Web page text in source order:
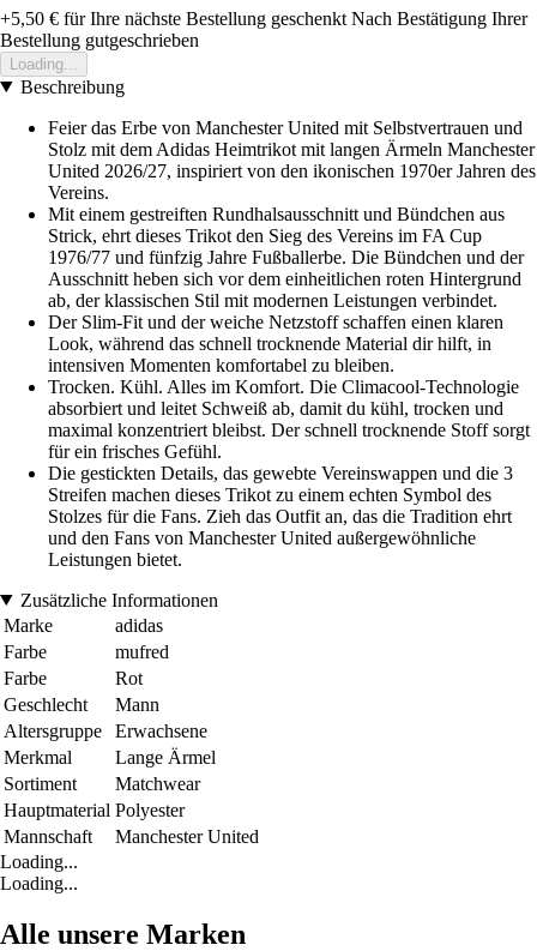
+5,50 € für Ihre nächste Bestellung geschenkt Nach Bestätigung Ihrer
Bestellung gutgeschrieben
Loading...
Beschreibung
Feier das Erbe von Manchester United mit Selbstvertrauen und
Stolz mit dem Adidas Heimtrikot mit langen Ärmeln Manchester
United 2026/27, inspiriert von den ikonischen 1970er Jahren des
Vereins.
Mit einem gestreiften Rundhalsausschnitt und Bündchen aus
Strick, ehrt dieses Trikot den Sieg des Vereins im FA Cup
1976/77 und fünfzig Jahre Fußballerbe. Die Bündchen und der
Ausschnitt heben sich vor dem einheitlichen roten Hintergrund
ab, der klassischen Stil mit modernen Leistungen verbindet.
Der Slim-Fit und der weiche Netzstoff schaffen einen klaren
Look, während das schnell trocknende Material dir hilft, in
intensiven Momenten komfortabel zu bleiben.
Trocken. Kühl. Alles im Komfort. Die Climacool-Technologie
absorbiert und leitet Schweiß ab, damit du kühl, trocken und
maximal konzentriert bleibst. Der schnell trocknende Stoff sorgt
für ein frisches Gefühl.
Die gestickten Details, das gewebte Vereinswappen und die 3
Streifen machen dieses Trikot zu einem echten Symbol des
Stolzes für die Fans. Zieh das Outfit an, das die Tradition ehrt
und den Fans von Manchester United außergewöhnliche
Leistungen bietet.
Zusätzliche Informationen
Marke
adidas
Farbe
mufred
Farbe
Rot
Geschlecht
Mann
Altersgruppe
Erwachsene
Merkmal
Lange Ärmel
Sortiment
Matchwear
Hauptmaterial Polyester
Mannschaft
Manchester United
Loading...
Loading...
Alle unsere Marken